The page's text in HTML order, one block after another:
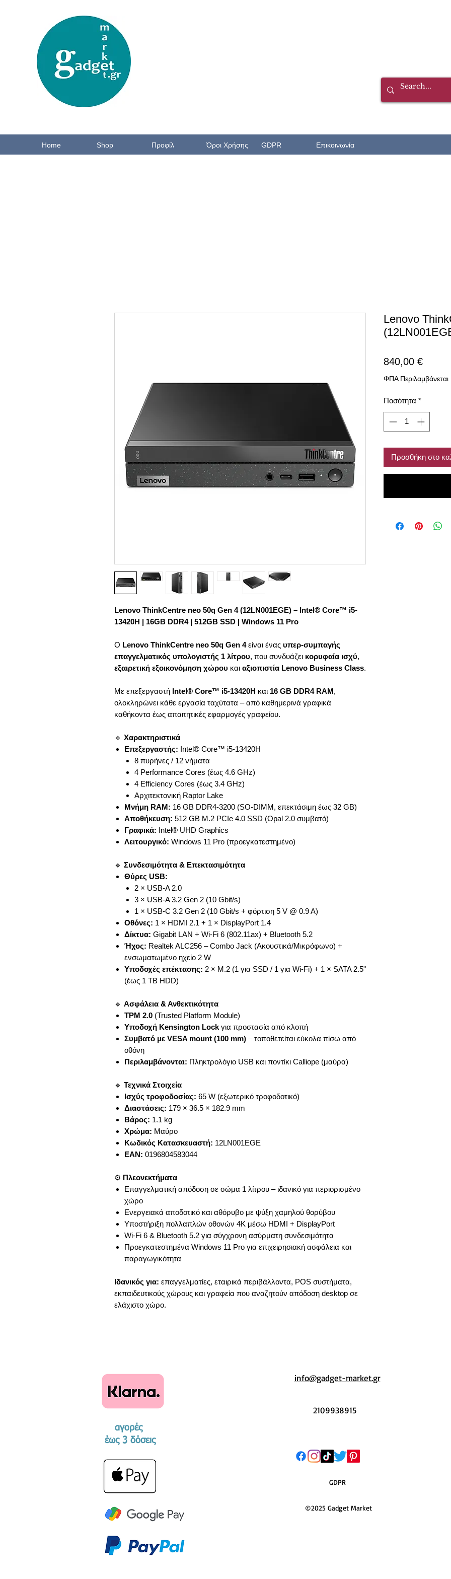
Home Shop Προφίλ Όροι Χρήσης GDPR Επικοινωνία
Lenovo ThinkCentre neo 50q Gen 4 (12LN001EGE) – Intel® Core™ i5-
13420H | 16GB DDR4 | 512GB SSD | Windows 11 Pro
Ο Lenovo ThinkCentre neo 50q Gen 4είναι ένας υπερ-συμπαγής
επαγγελματικός υπολογιστής 1 λίτρου, που συνδυάζει κορυφαία ισχύ,
εξαιρετική εξοικονόμηση χώρου και αξιοπιστία Lenovo Business Class.
Με επεξεργαστή Intel® Core™ i5-13420H και 16 GB DDR4 RAM,
ολοκληρώνει κάθε εργασία ταχύτατα – από καθημερινά γραφικά
καθήκοντα έως απαιτητικές εφαρμογές γραφείου.
🔹 Χαρακτηριστικά
Επεξεργαστής: Intel® Core™ i5-13420H
8 πυρήνες / 12 νήματα
4 Performance Cores (έως 4.6 GHz)
4 Efficiency Cores (έως 3.4 GHz)
Αρχιτεκτονική Raptor Lake
Μνήμη RAM: 16 GB DDR4-3200 (SO-DIMM, επεκτάσιμη έως 32 GB)
Αποθήκευση: 512 GB M.2 PCIe 4.0 SSD (Opal 2.0 συμβατό)
Γραφικά: Intel® UHD Graphics
Λειτουργικό: Windows 11 Pro (προεγκατεστημένο)
🔹 Συνδεσιμότητα & Επεκτασιμότητα
Θύρες USB:
2 × USB-A 2.0
3 × USB-A 3.2 Gen 2 (10 Gbit/s)
1 × USB-C 3.2 Gen 2 (10 Gbit/s + φόρτιση 5 V @ 0.9 A)
Οθόνες: 1 × HDMI 2.1 + 1 × DisplayPort 1.4
Δίκτυα: Gigabit LAN + Wi-Fi 6 (802.11ax) + Bluetooth 5.2
Ήχος: Realtek ALC256 – Combo Jack (Ακουστικά/Μικρόφωνο) +
ενσωματωμένο ηχείο 2 W
Υποδοχές επέκτασης: 2 × M.2 (1 για SSD / 1 για Wi-Fi) + 1 × SATA 2.5"
(έως 1 TB HDD)
🔹 Ασφάλεια & Ανθεκτικότητα
TPM 2.0 (Trusted Platform Module)
Υποδοχή Kensington Lock για προστασία από κλοπή
Συμβατό με VESA mount (100 mm) – τοποθετείται εύκολα πίσω από
οθόνη
Περιλαμβάνονται: Πληκτρολόγιο USB και ποντίκι Calliope (μαύρα)
🔹 Τεχνικά Στοιχεία
Ισχύς τροφοδοσίας: 65 W (εξωτερικό τροφοδοτικό)
Διαστάσεις: 179 × 36.5 × 182.9 mm
Βάρος: 1.1 kg
Χρώμα: Μαύρο
Κωδικός Κατασκευαστή: 12LN001EGE
EAN: 0196804583044
⚙️ Πλεονεκτήματα
Επαγγελματική απόδοση σε σώμα 1 λίτρου – ιδανικό για περιορισμένο
χώρο
Ενεργειακά αποδοτικό και αθόρυβο με ψύξη χαμηλού θορύβου
Υποστήριξη πολλαπλών οθονών 4K μέσω HDMI + DisplayPort
Wi-Fi 6 & Bluetooth 5.2 για σύγχρονη ασύρματη συνδεσιμότητα
Προεγκατεστημένα Windows 11 Pro για επιχειρησιακή ασφάλεια και
παραγωγικότητα
Ιδανικός για: επαγγελματίες, εταιρικά περιβάλλοντα, POS συστήματα,
εκπαιδευτικούς χώρους και γραφεία που αναζητούν απόδοση desktop σε
ελάχιστο χώρο.
Lenovo
840,00 €Τιμή
ΦΠΑ Περιλαμβάνεται
Ποσότητα *
Προσθήκη στο
αγορές
​έως 3 δόσεις
info@gadget-market.gr
2109938915
GDPR
©2025 Gadget Market